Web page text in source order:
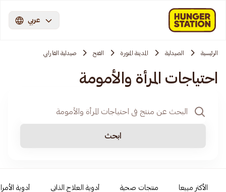
عربي
الرئيسية الصيدلية المدينة المنورة الفتح صيدلية الفارابي
احتياجات المرأة والأمومة
ابحث
الأكثر مبيعا منتجات صحية أدوية العلاج الذاتي أدوية